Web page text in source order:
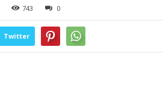
743 0
Twitter